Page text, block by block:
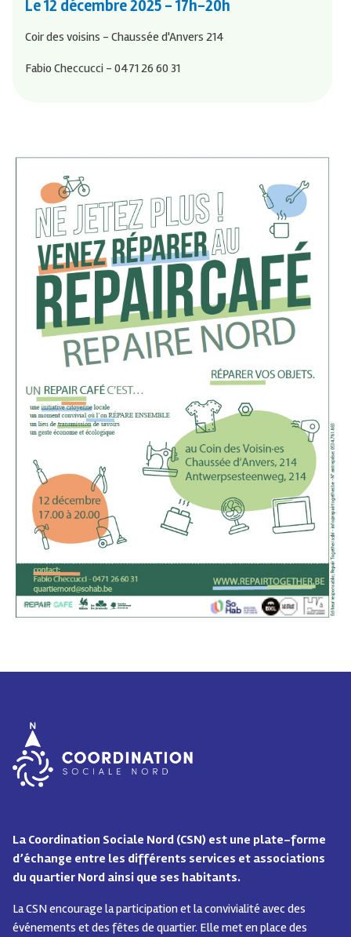
Le12 décembre 2025 - 17h-20h
Coir des voisins - Chaussée d'Anvers 214
Fabio Checcucci - 0471 26 60 31
La Coordination Sociale Nord (CSN) est une plate-forme
d’échange entre les différents services et associations
du quartier Nord ainsi que ses habitants.
La CSN encourage la participation et la convivialité avec des
événements et des fêtes de quartier. Elle met en place des